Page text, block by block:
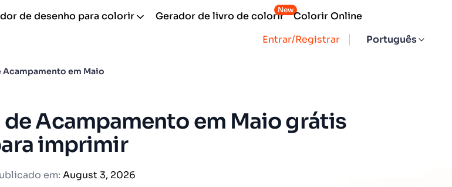
Entrar/Registrar Português
de desenho para colorir Gerador de livro de colorir
New
Colorir Online
Acampamento em Maio
Acampamento em Maio grátis
imprimir
em: August 3, 2026